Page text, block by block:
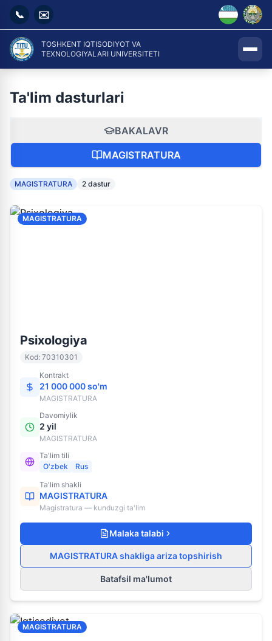
📞 ✉️
TOSHKENT IQTISODIYOT VA
TEXNOLOGIYALARI UNIVERSITETI
Ta'lim dasturlari
BAKALAVR
MAGISTRATURA
MAGISTRATURA 2 dastur
MAGISTRATURA
Psixologiya
Kod: 70310301
Kontrakt
21 000 000 so'm
MAGISTRATURA
Davomiylik
2 yil
MAGISTRATURA
Ta'lim tili
O'zbek
Rus
Ta'lim shakli
MAGISTRATURA
Magistratura — kunduzgi ta'lim
Malaka talabi
MAGISTRATURA shakliga ariza topshirish
Batafsil ma'lumot
MAGISTRATURA